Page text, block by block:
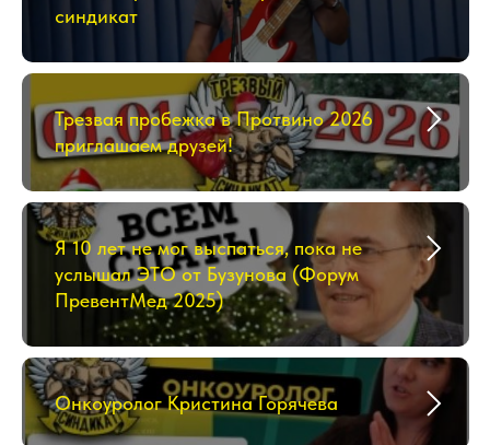
синдикат
Трезвая пробежка в Протвино 2026
приглашаем друзей!
Я 10 лет не мог выспаться, пока не
услышал ЭТО от Бузунова (Форум
ПревентМед 2025)
Онкоуролог Кристина Горячева